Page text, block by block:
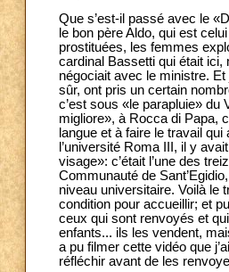
Que s’est-il passé avec le
le bon père Aldo, qui est
prostituées, les femmes
cardinal Bassetti qui était
négociait avec le ministre. Et
sûr, ont pris un certain
c’est sous «le parapluie»
migliore», à Rocca di Papa,
langue et à faire le travail
l’université Roma III, il y
visage»: c’était l’une des
Communauté de
niveau universitaire. Voilà le
condition pour accueillir; et
ceux qui sont renvoyés et
enfants... ils les vendent,
a pu filmer cette vidéo que
réfléchir avant de les